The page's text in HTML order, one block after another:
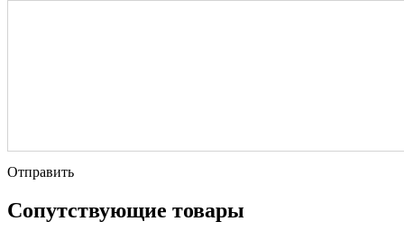
Отправить
Сопутствующие товары